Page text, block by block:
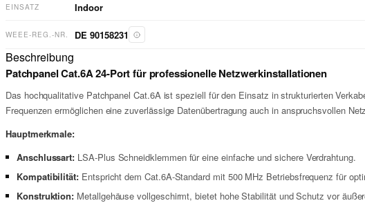
EINSATZ Indoor
WEEE-REG.-NR. DE 90158231
Beschreibung
Patchpanel Cat.6A 24-Port für professionelle Netzwerkinstallationen
Das hochqualitative Patchpanel Cat.6A ist speziell für den Einsatz in strukturierten
Frequenzen ermöglichen eine zuverlässige Datenübertragung auch in anspruchsvollen
Hauptmerkmale:
Anschlussart: LSA-Plus Schneidklemmen für eine einfache und sichere Verdrahtung.
Kompatibilität: Entspricht dem Cat.6A-Standard mit 500 MHz Betriebsfrequenz für
Konstruktion: Metallgehäuse vollgeschirmt, bietet hohe Stabilität und Schutz vor